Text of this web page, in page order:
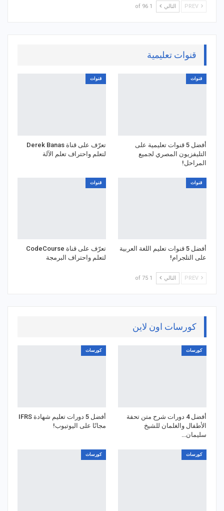
التالي 1 of 96
قنوات تعليمية
قنوات
أفضل 5 قنوات تعليمية على
التليفزيون المصري لجميع
المراحل!
قنوات
تعرّف على قناة Derek Banas
لتعلم واحتراف تعلم الآلة
قنوات
أفضل 5 قنوات تعليم اللغة العربية
على التلجرام!
قنوات
تعرّف على قناة CodeCourse
لتعلم واحتراف البرمجة
التالي 1 of 75
كورسات اون لاين
كورسات
أفضل 4 دورات شرح متن تحفة
الأطفال والغلمان للشيخ
سليمان…
كورسات
أفضل 5 دورات تعليم شهادة IFRS
مجانًا على اليوتيوب!
كورسات كورسات